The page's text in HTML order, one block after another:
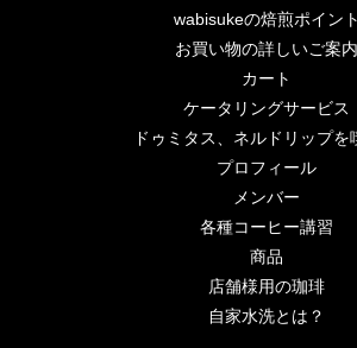
wabisukeの焙煎ポイント
お買い物の詳しいご案内
カート
ケータリングサービス
ドゥミタス、ネルドリップを
プロフィール
メンバー
各種コーヒー講習
商品
店舗様用の珈琲
自家水洗とは？